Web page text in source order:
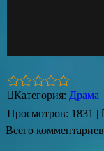
Категория: Драма |
Просмотров: 1831 |
Всего комментариев